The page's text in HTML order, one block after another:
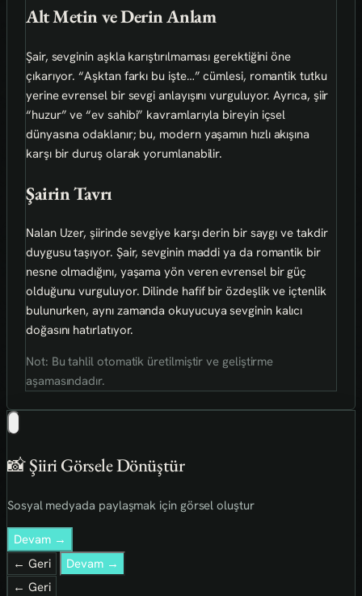
Alt Metin ve Derin Anlam
Şair, sevginin aşkla karıştırılmaması gerektiğini öne
çıkarıyor. “Aşktan farkı bu işte…” cümlesi, romantik tutku
yerine evrensel bir sevgi anlayışını vurguluyor. Ayrıca, şiir
“huzur” ve “ev sahibi” kavramlarıyla bireyin içsel
dünyasına odaklanır; bu, modern yaşamın hızlı akışına
karşı bir duruş olarak yorumlanabilir.
Şairin Tavrı
Nalan Uzer, şiirinde sevgiye karşı derin bir saygı ve takdir
duygusu taşıyor. Şair, sevginin maddi ya da romantik bir
nesne olmadığını, yaşama yön veren evrensel bir güç
olduğunu vurguluyor. Dilinde hafif bir özdeşlik ve içtenlik
bulunurken, aynı zamanda okuyucuya sevginin kalıcı
doğasını hatırlatıyor.
Not: Bu tahlil otomatik üretilmiştir ve geliştirme
aşamasındadır.
📸 Şiiri Görsele Dönüştür
Sosyal medyada paylaşmak için görsel oluştur
Devam →
← Geri
Devam →
← Geri